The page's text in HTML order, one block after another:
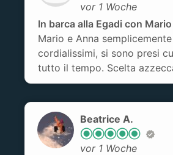
vor 1 Woche
In barca alla Egadi con
Mario e Anna
cordialissimi, si sono presi
tutto il tempo. Scelta
consigliare. Grazie ancora
Beatrice A.
vor 1 Woche